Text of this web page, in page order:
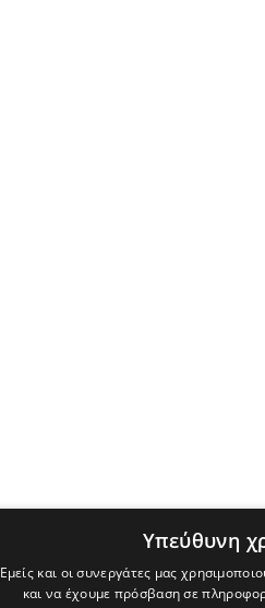
Υπεύθυνη
Εμείς και οι συνεργάτες μας
και να έχουμε πρόσβαση σε